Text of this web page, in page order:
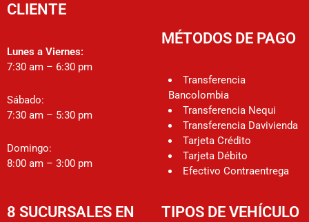
CLIENTE
Lunes a Viernes:
7:30 am – 6:30 pm
Sábado:
7:30 am – 5:30 pm
Domingo:
8:00 am – 3:00 pm
MÉTODOS DE PAGO
Transferencia
Bancolombia
Transferencia Nequi
Transferencia Davivienda
Tarjeta Crédito
Tarjeta Débito
Efectivo Contraentrega
8 SUCURSALES EN
TIPOS DE VEHÍCULO